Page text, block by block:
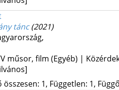
tánc (2021)
műsor, film (Egyéb) |
összesen: 1, Független: 1,